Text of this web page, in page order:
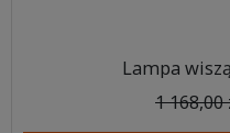
Lampa
1 168,00